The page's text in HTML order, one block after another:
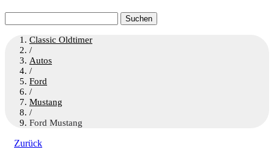
nach:
Classic Oldtimer
/
Autos
/
Ford
/
Mustang
/
Ford Mustang
Zurück